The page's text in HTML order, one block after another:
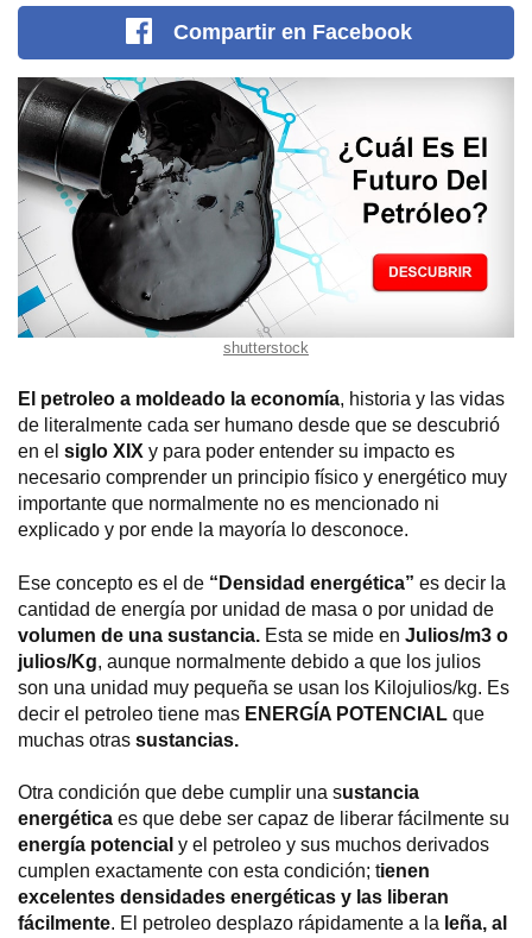
Compartir en Facebook
shutterstock
El petroleo a moldeado la economía, historia y las vidas
de literalmente cada ser humano desde que se descubrió
en el siglo XIX y para poder entender su impacto es
necesario comprender un principio físico y energético muy
importante que normalmente no es mencionado ni
explicado y por ende la mayoría lo desconoce.
Ese concepto es el de “Densidad energética” es decir la
cantidad de energía por unidad de masa o por unidad de
volumen de una sustancia. Esta se mide en Julios/m3 o
julios/Kg, aunque normalmente debido a que los julios
son una unidad muy pequeña se usan los Kilojulios/kg. Es
decir el petroleo tiene mas ENERGÍA POTENCIAL que
muchas otras sustancias.
Otra condición que debe cumplir una sustancia
energética es que debe ser capaz de liberar fácilmente su
energía potencial y el petroleo y sus muchos derivados
cumplen exactamente con esta condición; tienen
excelentes densidades energéticas y las liberan
fácilmente. El petroleo desplazo rápidamente a la leña, al